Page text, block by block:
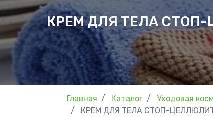
КРЕМ ДЛЯ ТЕЛА
Главная Каталог
Уходовая
КРЕМ ДЛЯ ТЕЛА СТОП-